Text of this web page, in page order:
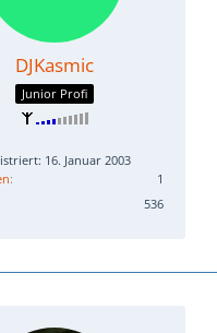
DJKasmic
Junior Profi
16. Januar 2003
1
536